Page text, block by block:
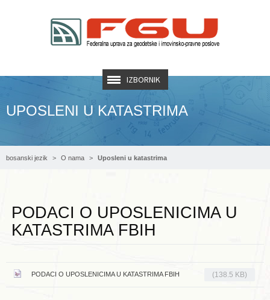
IZBORNIK
UPOSLENI U KATASTRIMA
bosanski jezik O nama Uposleni u katastrima
PODACI O UPOSLENICIMA U
KATASTRIMA FBIH
PODACI O UPOSLENICIMA U KATASTRIMA FBIH (138.5 KB)